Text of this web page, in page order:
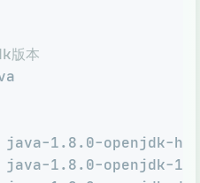
版本
1.8.0-openjdk-
java-1.8.0-openjdk-